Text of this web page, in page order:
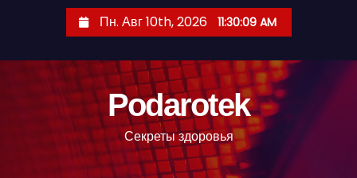
Пн. Авг 10th, 2026 11:30:10 AM
Podarotek
Секреты здоровья